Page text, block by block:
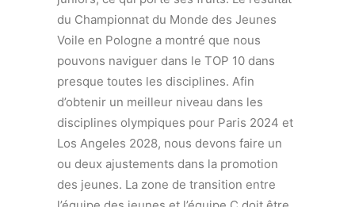
du Championnat du Monde des Jeunes
Voile en Pologne a montré que nous
pouvons naviguer dans le TOP 10 dans
presque toutes les disciplines. Afin
d’obtenir un meilleur niveau dans les
disciplines olympiques pour Paris 2024 et
Los Angeles 2028, nous devons faire un
ou deux ajustements dans la promotion
des jeunes. La zone de transition entre